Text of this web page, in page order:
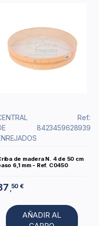
Ref.:
8423459628939
de madera N. 4 de 50 cm
6,1 mm - Ref. C0450
,50 €
AÑADIR AL